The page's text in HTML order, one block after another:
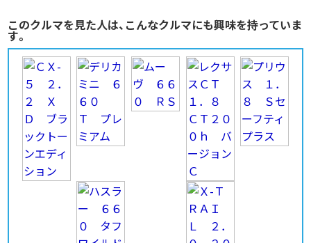
このクルマを見た人は、こんなクルマにも興味を持っていま
す。